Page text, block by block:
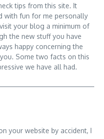
tips from this site. It
with fun for me personally
your blog a minimum of
the new stuff you have
happy concerning the
Some two facts on this
we have all had.
your website by accident, I